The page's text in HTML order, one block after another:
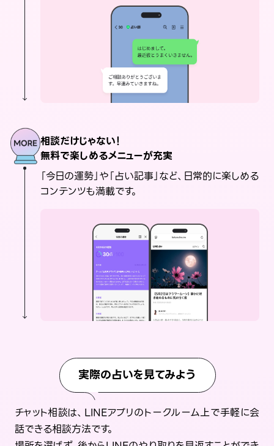
相談だけじゃない！
無料で楽しめるメニューが充実
「今日の運勢」や「占い記事」など、日常的に楽しめる
コンテンツも満載です。
実際の占いを見てみよう
チャット相談は、LINEアプリのトークルーム上で手軽に会
話できる相談方法です。